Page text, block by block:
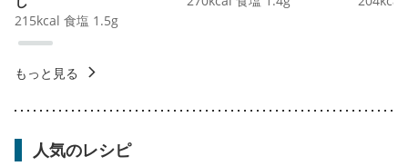
215kcal 食塩 1.5g
もっと見る
人気のレシピ